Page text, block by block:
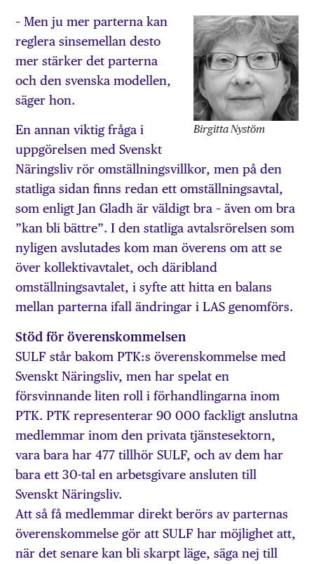
Birgitta Nystöm
– Men ju mer parterna kan
reglera sinsemellan desto
mer stärker det parterna
och den svenska modellen,
säger hon.
En annan viktig fråga i
uppgörelsen med Svenskt
Näringsliv rör omställningsvillkor, men på den
statliga sidan finns redan ett omställningsavtal,
som enligt Jan Gladh är väldigt bra – även om bra
”kan bli bättre”. I den statliga avtalsrörelsen som
nyligen avslutades kom man överens om att se
över kollektivavtalet, och däribland
omställningsavtalet, i syfte att hitta en balans
mellan parterna ifall ändringar i LAS genomförs.
Stöd för överenskommelsen
SULF står bakom PTK:s överenskommelse med
Svenskt Näringsliv, men har spelat en
försvinnande liten roll i förhandlingarna inom
PTK. PTK representerar 90 000 fackligt anslutna
medlemmar inom den privata tjänstesektorn,
vara bara har 477 tillhör SULF, och av dem har
bara ett 30-tal en arbetsgivare ansluten till
Svenskt Näringsliv.
Att så få medlemmar direkt berörs av parternas
överenskommelse gör att SULF har möjlighet att,
när det senare kan bli skarpt läge, säga nej till